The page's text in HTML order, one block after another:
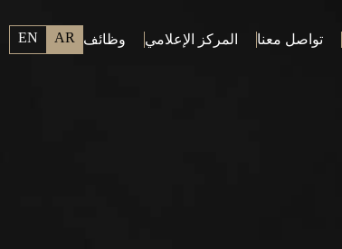
تواصل معنا المركز الإعلامي وظائف AR
EN